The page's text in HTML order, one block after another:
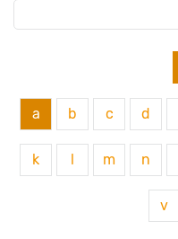
a b c d
k m n
v